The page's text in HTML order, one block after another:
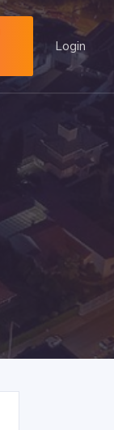
Login